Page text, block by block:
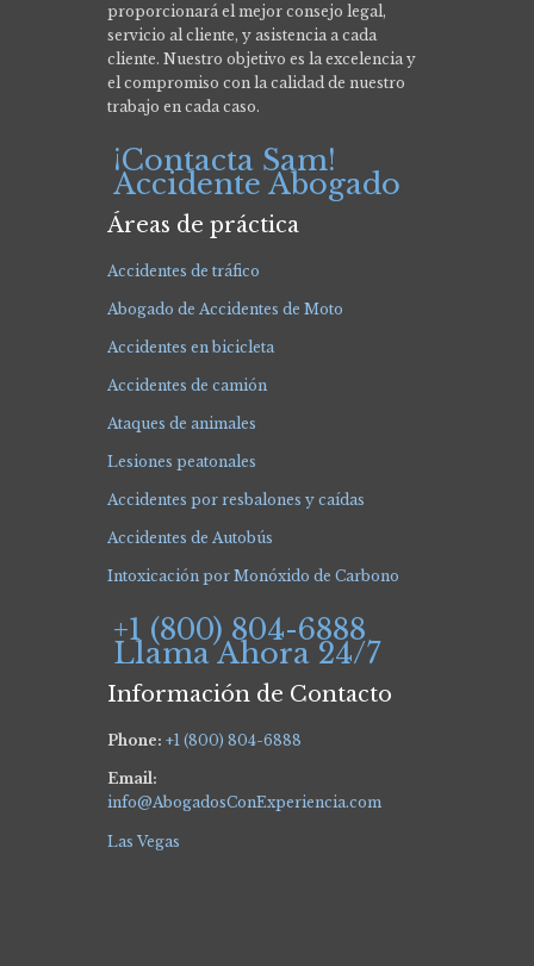
proporcionará el mejor consejo legal,
servicio al cliente, y asistencia a cada
cliente. Nuestro objetivo es la excelencia y
el compromiso con la calidad de nuestro
trabajo en cada caso.
¡Contacta Sam!
Accidente Abogado
Áreas de práctica
Accidentes de tráfico
Abogado de Accidentes de Moto
Accidentes en bicicleta
Accidentes de camión
Ataques de animales
Lesiones peatonales
Accidentes por resbalones y caídas
Accidentes de Autobús
Intoxicación por Monóxido de Carbono
+1 (800) 804-6888
Llama Ahora 24/7
Información de Contacto
Phone: +1 (800) 804-6888
Email:
info@AbogadosConExperiencia.com
Las Vegas